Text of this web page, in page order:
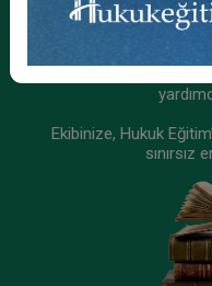
Ekibinize, Hukuk
sınırsız